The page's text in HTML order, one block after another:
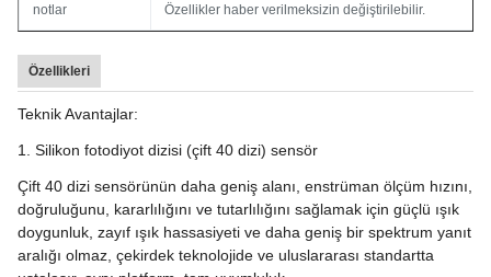
notlar Özellikler haber verilmeksizin değiştirilebilir.
Özellikleri
Teknik Avantajlar:
1. Silikon fotodiyot dizisi (çift 40 dizi) sensör
Çift 40 dizi sensörünün daha geniş alanı, enstrüman ölçüm hızını,
doğruluğunu, kararlılığını ve tutarlılığını sağlamak için güçlü ışık
doygunluk, zayıf ışık hassasiyeti ve daha geniş bir spektrum yanıt
aralığı olmaz, çekirdek teknolojide ve uluslararası standartta